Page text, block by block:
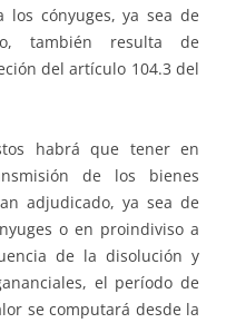
cónyuges, ya sea de
también resulta de
del artículo 104.3 del
habrá que tener en
de los bienes
adjudicado, ya sea de
o en proindiviso a
de la disolución y
el período de
se computará desde la